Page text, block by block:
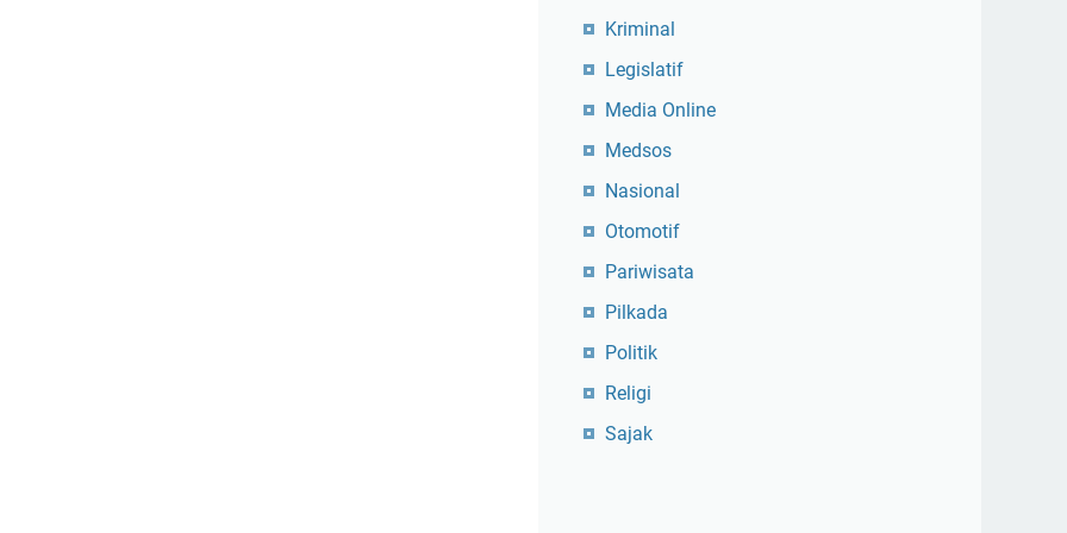
Kriminal
Legislatif
Media Online
Medsos
Nasional
Otomotif
Pariwisata
Pilkada
Politik
Religi
Sajak